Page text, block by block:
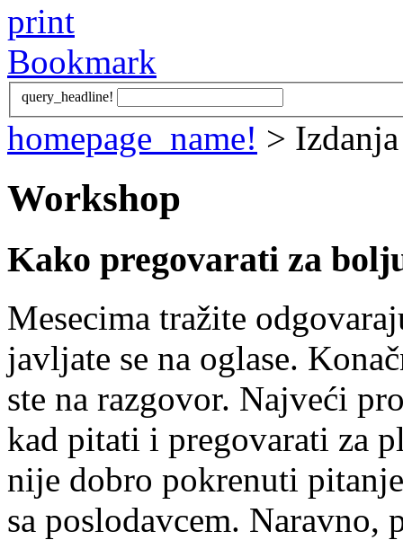
print
Bookmark
query_headline!
homepage_name! >
Workshop
Kako pregovarati za
Mesecima tražite
javljate se na oglase.
ste na razgovor. Najveći
kad pitati i pregovarati za
nije dobro pokrenuti
sa poslodavcem. Naravno,